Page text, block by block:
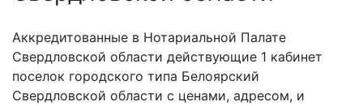
Аккредитованные в Нотариальной Палате
Свердловской области действующие 1 кабинет
поселок городского типа Белоярский
Свердловской области с ценами, адресом, и